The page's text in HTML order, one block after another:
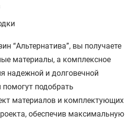
“Альтернатива”, вы получаете
материалы, а комплексное
надежной и долговечной
подобрать
материалов и комплектующих
обеспечив максимальную